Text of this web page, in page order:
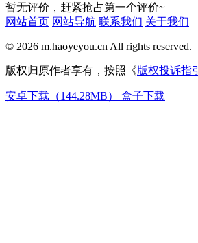
暂无评价，赶紧抢占第一个评价~
网站首页 网站导航 联系我们 关于我们
© 2026 m.haoyeyou.cn All rights reserved.
版权归原作者享有，按照《版权投诉指引
安卓下载（144.28MB） 盒子下载